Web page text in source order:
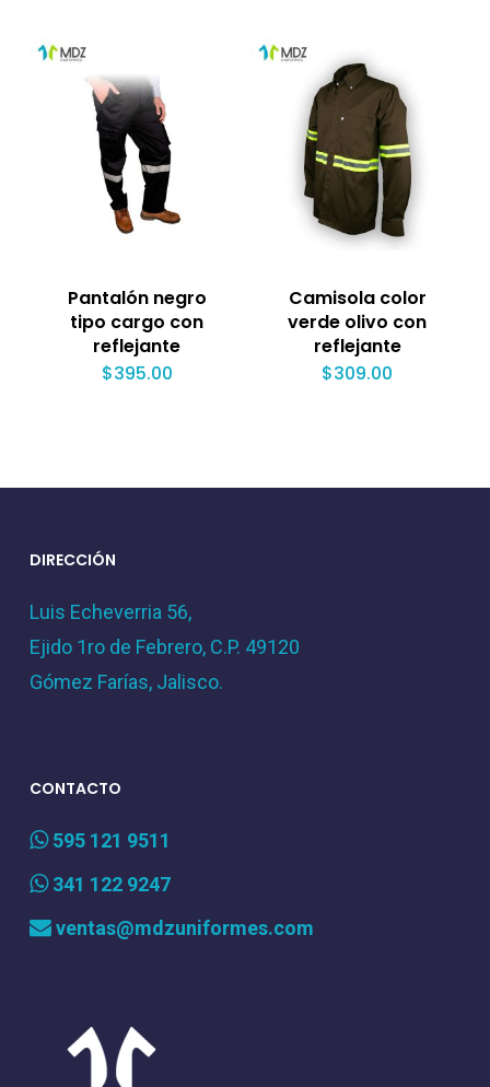
Pantalón negro
tipo cargo con
reflejante
$395.00
Camisola color
verde olivo con
reflejante
$309.00
DIRECCIÓN
Luis Echeverria 56,
Ejido 1ro de Febrero, C.P. 49120
Gómez Farías, Jalisco.
CONTACTO
595 121 9511
341 122 9247
ventas@mdzuniformes.com